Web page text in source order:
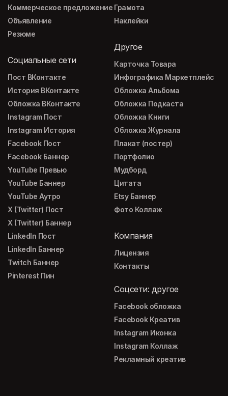
Коммерческое предложение
Объявление
Резюме
Социальные сети
Пост ВКонтакте
История ВКонтакте
Обложка ВКонтакте
Instagram Пост
Instagram История
Facebook Пост
Facebook Баннер
YouTube Превью
YouTube Баннер
YouTube Аутро
X (Twitter) Пост
X (Twitter) Баннер
LinkedIn Пост
LinkedIn Баннер
Twitch Баннер
Pinterest Пин
Грамота
Наклейки
Другое
Карточка Товара
Инфографика Маркетплейс
Обложка Альбома
Обложка Подкаста
Обложка Книги
Обложка Журнала
Плакат (постер)
Портфолио
Мудборд
Цитата
Etsy Баннер
Фото Коллаж
Компания
Лицензия
Контакты
Соцсети: другое
Facebook обложка
Facebook Креатив
Instagram Иконка
Instagram Коллаж
Рекламный креатив